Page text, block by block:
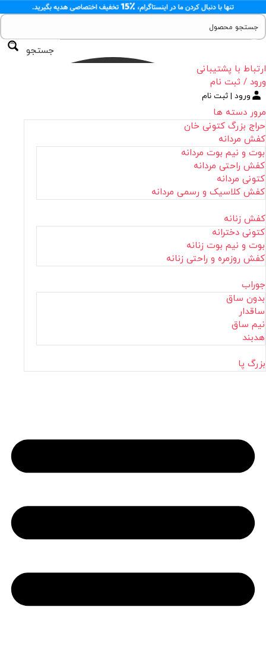
جستجو
ارتباط با پشتیبانی
ورود / ثبت نام
ورود | ثبت نام
مرور دسته ها
حراج بزرگ کتونی خان
کفش مردانه
بوت و نیم بوت مردانه
کفش راحتی مردانه
کتونی مردانه
کفش کلاسیک و رسمی مردانه
کفش زنانه
کتونی دخترانه
بوت و نیم بوت زنانه
کفش روزمره و راحتی زنانه
جوراب
بدون ساق
ساقدار
نیم ساق
هدبند
بزرگ پا